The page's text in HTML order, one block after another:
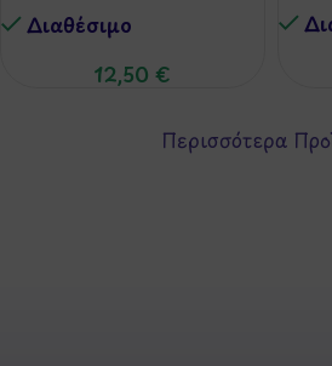
Διαθέσιμo
12,50 €
Περισσότερα